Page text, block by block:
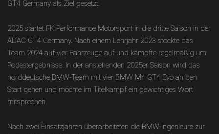
GT4 Germany als Ziel gesetzt.
2025 startet FK Performance Motorsport in die dritte Saison in der
ADAC GT4 Germany. Nach einem Lehrjahr 2023 stockte das
Team 2024 auf vier Fahrzeuge auf und kämpfte regelmäßig um
Podestergebnisse. In der anstehenden 2025er Saison wird das
norddeutsche BMW-Team mit vier BMW M4 GT4 Evo an den
Start gehen und möchte im Titelkampf ein gewichtiges Wort
mitsprechen.
Nach zwei Einsatzjahren überarbeiteten die BMW-Ingenieure zur